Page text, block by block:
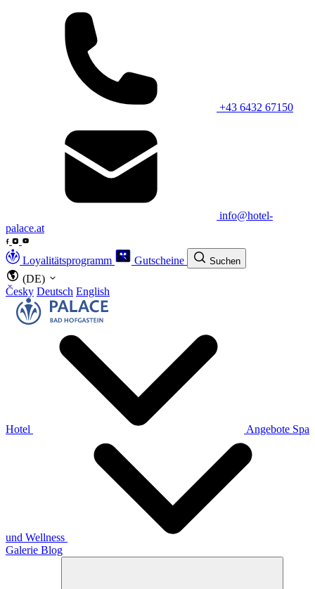
+43 6432 67150
info@hotel-
palace.at
Loyalitätsprogramm Gutscheine Suchen
(DE)
Česky Deutsch English
Hotel Angebote Spa
und Wellness
Galerie Blog